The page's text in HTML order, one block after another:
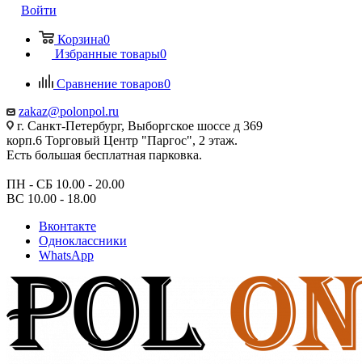
Войти
Корзина0
Избранные товары0
Сравнение товаров0
zakaz@polonpol.ru
г. Санкт-Петербург, Выборгское шоссе д 369
корп.6 Торговый Центр "Паргос", 2 этаж.
Есть большая бесплатная парковка.
ПН - СБ 10.00 - 20.00
ВС 10.00 - 18.00
Вконтакте
Одноклассники
WhatsApp